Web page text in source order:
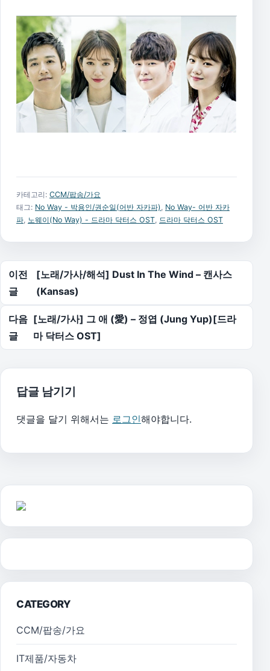
카테고리: CCM/팝송/가요
태그: No Way - 박용인/권순일(어반 자카파), No Way- 어반 자카
파, 노웨이(No Way) - 드라마 닥터스 OST, 드라마 닥터스 OST
글 탐색
이전
글
[노래/가사/해석] Dust In The Wind – 캔사스
(Kansas)
다음
글
[노래/가사] 그 애 (愛) – 정엽 (Jung Yup)[드라
마 닥터스 OST]
답글 남기기
댓글을 달기 위해서는 로그인해야합니다.
CATEGORY
CCM/팝송/가요
IT제품/자동차